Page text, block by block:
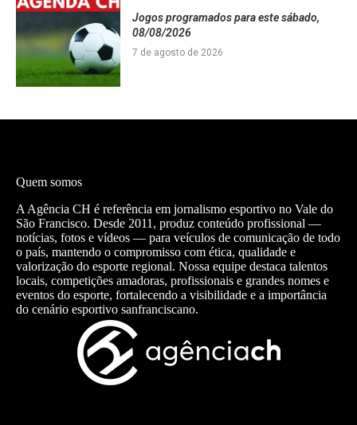
Jogos programados para este sábado,
08/08/2026
7 de agosto de 2026
Quem somos
A Agência CH é referência em jornalismo esportivo no Vale do
São Francisco. Desde 2011, produz conteúdo profissional —
notícias, fotos e vídeos — para veículos de comunicação de todo
o país, mantendo o compromisso com ética, qualidade e
valorização do esporte regional. Nossa equipe destaca talentos
locais, competições amadoras, profissionais e grandes nomes e
eventos do esporte, fortalecendo a visibilidade e a importância
do cenário esportivo sanfranciscano.